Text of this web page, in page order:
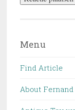
Menu
Find Article
About